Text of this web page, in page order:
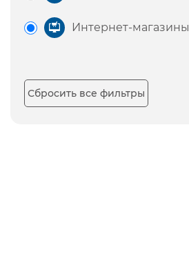
Интернет-магазины
Сбросить все фильтры